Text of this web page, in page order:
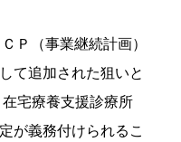
Ｐ（事業継続計画）
て追加された狙いと
宅療養支援診療所
が義務付けられるこ